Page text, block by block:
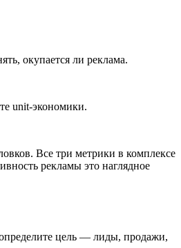
окупается ли реклама.
unit-экономики.
Все три метрики в комплексе
рекламы это наглядное
цель — лиды, продажи,